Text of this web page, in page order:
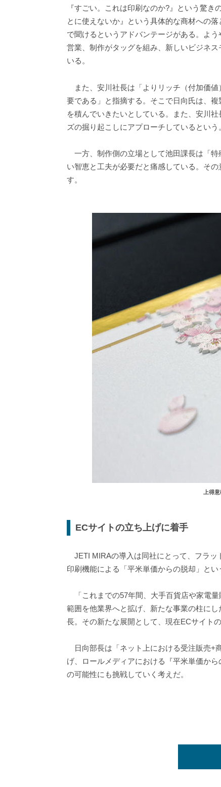
『すごい。これは印刷なのか?』という驚
とに使えないか』という具体的な商材への
で聞けるというアドバンテージがある。よ
営業、制作がタッグを組み、新しいビジネ
いる。
また、安川社長は「よりリッチ（付加価
要である」と指摘する。そこで日向氏は、
を積んでいきたいとしている。また、安川
ズの掘り起こしにアプローチしているという
一方、制作側の立場として池田課長は「
い智恵と工夫が必要だと痛感している。そ
す。
上得
ECサイトの立ち上げに着手
JETI MIRAの導入は同社にとって、フラッ
印刷機能による「平米単価からの脱却」と
「これまでの57年間、大手百貨店や家電
範囲を他業界へと拡げ、新たな事業の柱に
長。その新たな展開として、現在ECサイト
日向部長は「ネット上における受注販売+
げ、ロールメディアにおける『平米単価か
の可能性にも挑戦していく考えだ。